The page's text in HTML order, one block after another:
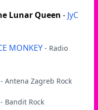
Lunar Queen - JyC
MONKEY - Radio
- Antena Zagreb Rock
- Bandit Rock